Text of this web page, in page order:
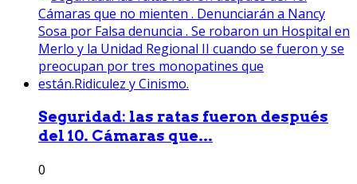
Seguridad: las ratas fueron después
del 10. Cámaras que...
0